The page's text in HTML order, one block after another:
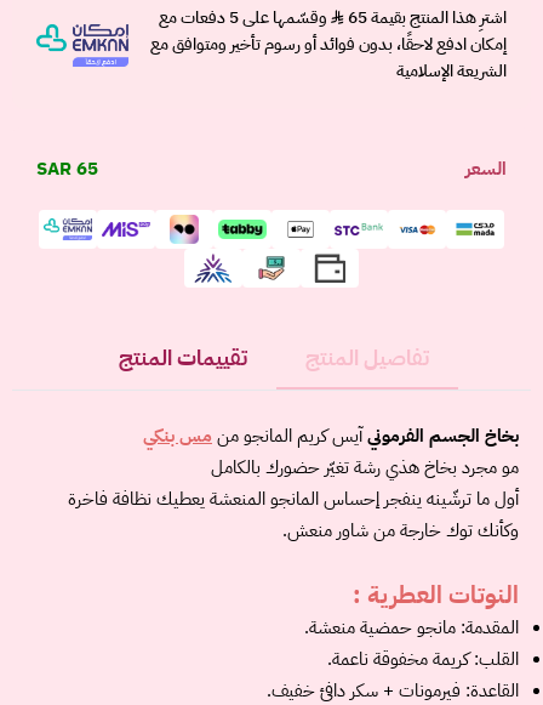
اشترِ هذا المنتج بقيمة 65
وقسّمها على 5 دفعات مع
إمكان ادفع لاحقًا، بدون فوائد أو رسوم تأخير ومتوافق مع
الشريعة الإسلامية
السعر 65 SAR
تفاصيل المنتج تقييمات المنتج
بخاخ الجسم الفرمونيآيس كريم المانجو من مس بنكي
مو مجرد بخاخ هذي رشة تغيّر حضورك بالكامل
أول ما ترشّينه ينفجر إحساس المانجو المنعشة يعطيك نظافة فاخرة
وكأنك توك خارجة من شاور منعش.
النوتات العطرية :
المقدمة: مانجو حمضية منعشة.
القلب: كريمة مخفوقة ناعمة.
القاعدة: فيرمونات + سكر دافئ خفيف.